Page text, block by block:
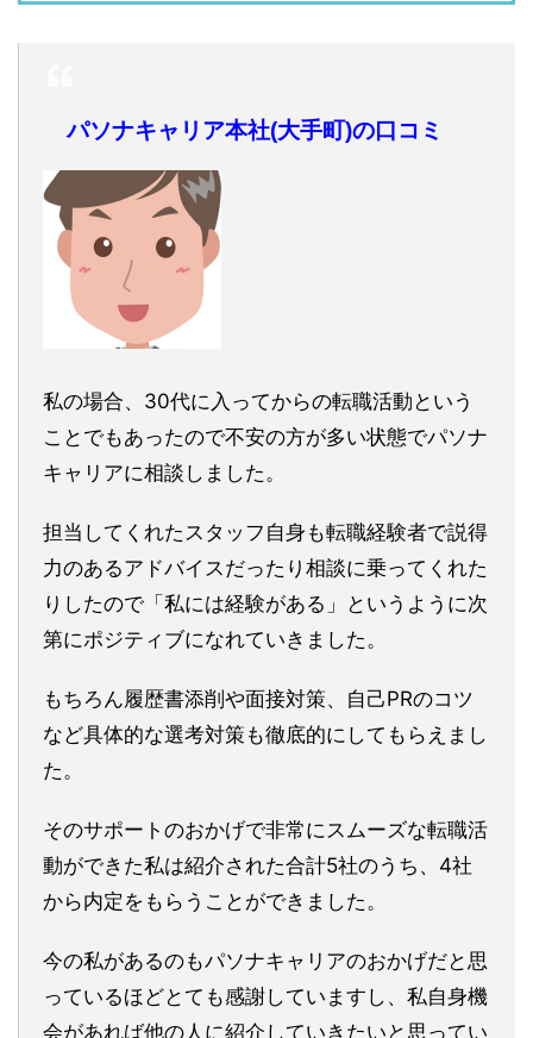
パソナキャリア本社(大手町)の口コミ
私の場合、30代に入ってからの転職活動という
ことでもあったので不安の方が多い状態でパソナ
キャリアに相談しました。
担当してくれたスタッフ自身も転職経験者で説得
力のあるアドバイスだったり相談に乗ってくれた
りしたので「私には経験がある」というように次
第にポジティブになれていきました。
もちろん履歴書添削や面接対策、自己PRのコツ
など具体的な選考対策も徹底的にしてもらえまし
た。
そのサポートのおかげで非常にスムーズな転職活
動ができた私は紹介された合計5社のうち、4社
から内定をもらうことができました。
今の私があるのもパソナキャリアのおかげだと思
っているほどとても感謝していますし、私自身機
会があれば他の人に紹介していきたいと思ってい